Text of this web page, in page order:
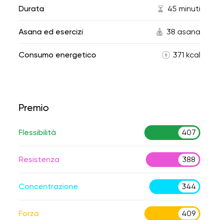
Durata 45 minuti
Asana ed esercizi 38 asana
Consumo energetico 371 kcal
Premio
Flessibilità 407
Resistenza 388
Concentrazione 344
Forza 409